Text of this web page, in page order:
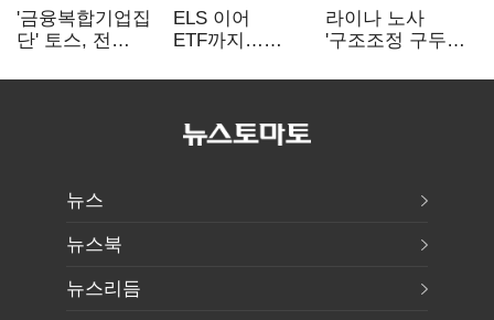
'금융복합기업집
단' 토스, 전
표준화
ELS 이어
ETF까지…
제동 걸린 은행
라이나 노사
'구조조정 구두
뉴스
뉴스북
뉴스리듬